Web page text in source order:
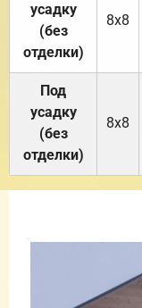
усадку
(без
отделки)
8х8
Под
усадку
(без
отделки)
8х8